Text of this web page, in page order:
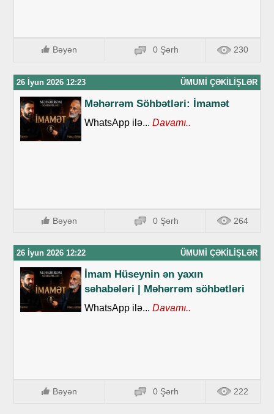
Bəyən 0 Şərh 230
26 İyun 2026 12:23 ÜMUMI ÇƏKILIŞLƏR
Məhərrəm Söhbətləri: İmamət
WhatsApp ilə... Davamı..
Bəyən 0 Şərh 264
26 İyun 2026 12:22 ÜMUMI ÇƏKILIŞLƏR
İmam Hüseynin ən yaxın
səhabələri | Məhərrəm söhbətləri
WhatsApp ilə... Davamı..
Bəyən 0 Şərh 222